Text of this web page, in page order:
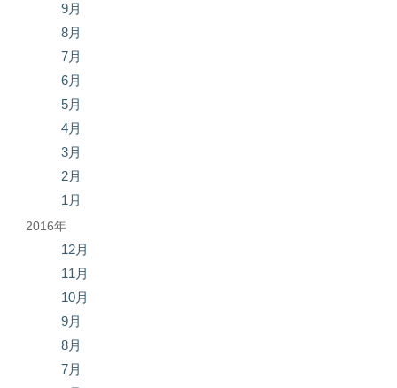
9月
8月
7月
6月
5月
4月
3月
2月
1月
2016年
12月
11月
10月
9月
8月
7月